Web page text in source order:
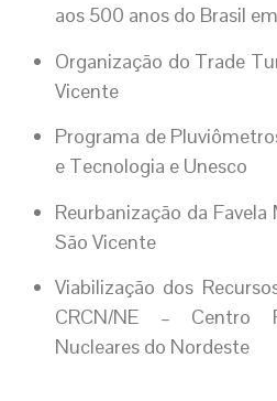
aos 500 anos do Brasil
Organização do Trade
Vicente
Programa de
e Tecnologia e Unesco
Reurbanização da
São Vicente
Viabilização dos
CRCN/NE – Centro
Nucleares do Nordeste